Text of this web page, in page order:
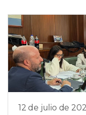
12 de julio de